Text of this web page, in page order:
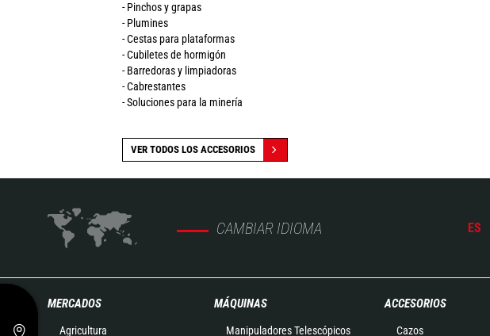
- Pinchos y grapas
- Plumines
- Cestas para plataformas
- Cubiletes de hormigón
- Barredoras y limpiadoras
- Cabrestantes
- Soluciones para la minería
VER TODOS LOS ACCESORIOS
CAMBIAR IDIOMA ES
MERCADOS
Agricultura
MÁQUINAS
Manipuladores Telescópicos
ACCESORIOS
Cazos